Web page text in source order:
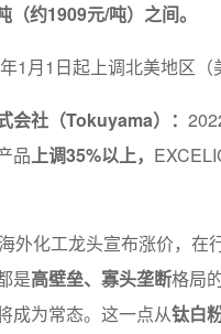
（约1909元/吨）之间。
1月1日起上调北美地区（
会社（Tokuyama）：
品上调35%以上，
外化工龙头宣布涨价，在
是高壁垒、寡头垄断格局
成为常态。这一点从钛白